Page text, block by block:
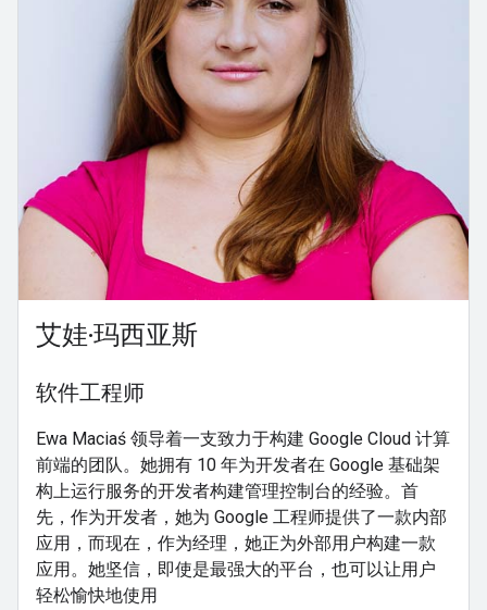
艾娃·玛西亚斯
软件工程师
Ewa Maciaś 领导着一支致力于构建 Google Cloud 计算
前端的团队。她拥有 10 年为开发者在 Google 基础架
构上运行服务的开发者构建管理控制台的经验。首
先，作为开发者，她为 Google 工程师提供了一款内部
应用，而现在，作为经理，她正为外部用户构建一款
应用。她坚信，即使是最强大的平台，也可以让用户
轻松愉快地使用